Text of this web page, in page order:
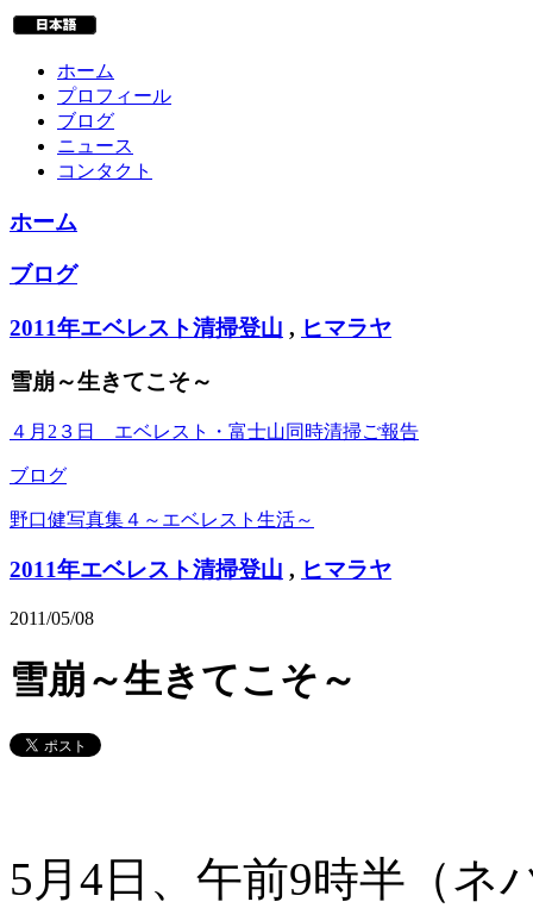
ホーム
プロフィール
ブログ
ニュース
コンタクト
ホーム
ブログ
2011年エベレスト清掃登山 , ヒマラヤ
雪崩～生きてこそ～
４月2３日 エベレスト・富士山同時清掃ご報告
ブログ
野口健写真集４～エベレスト生活～
2011年エベレスト清掃登山 , ヒマラヤ
2011/05/08
雪崩～生きてこそ～
5月4日、午前9時半（ネ